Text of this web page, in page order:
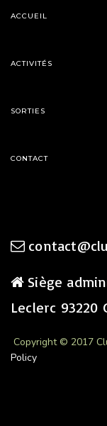
ACCUEIL
ACTIVITÉS
SORTIES
CONTACT
Siège
Leclerc 93220
Copyright © 2017
Policy